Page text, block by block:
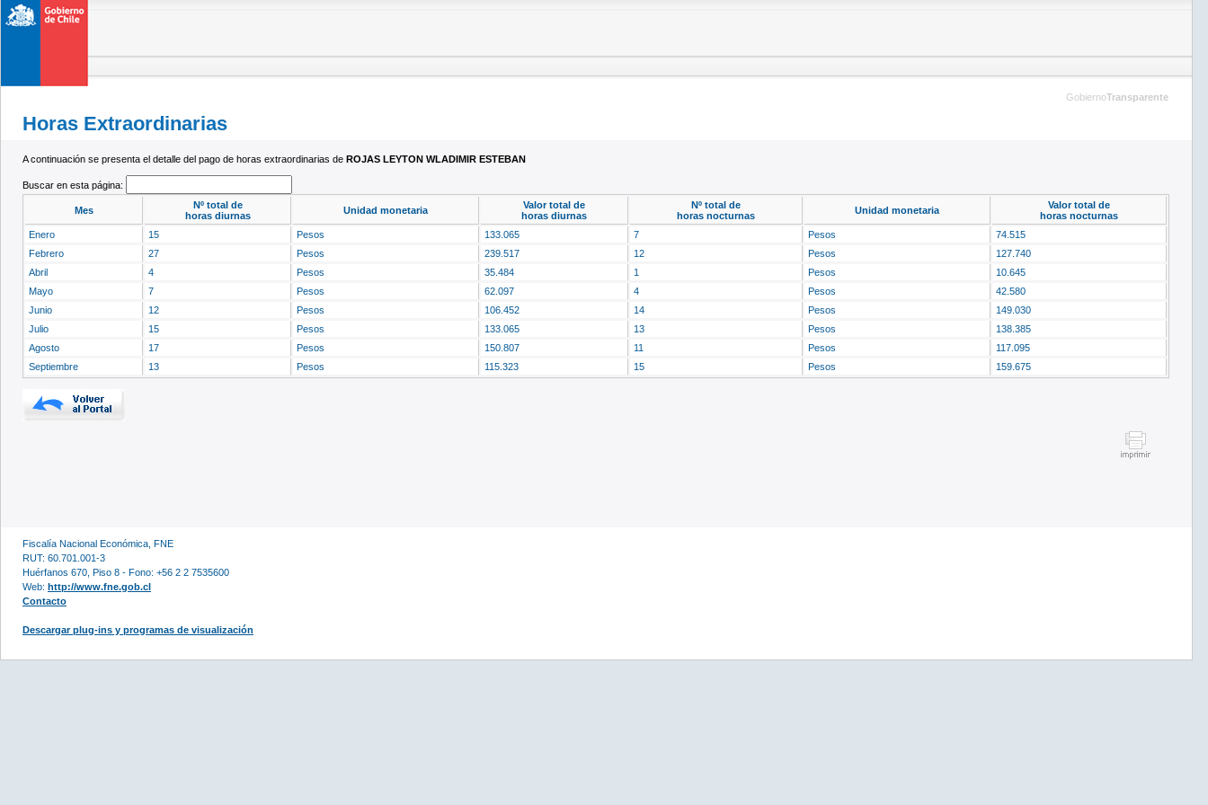
GobiernoTransparente
Horas Extraordinarias
A continuación se presenta el detalle del pago de horas extraordinarias de ROJAS LEYTON WLADIMIR ESTEBAN
Buscar en esta página:
Mes
Nº total de
horas diurnas
Unidad monetaria
Valor total de
horas diurnas
Nº total de
horas nocturnas
Unidad monetaria
Valor total de
horas nocturnas
Enero
15 Pesos 133.065 7 Pesos
74.515
Febrero
27 Pesos 239.517 12 Pesos
127.740
Abril
4 Pesos 35.484 1 Pesos
10.645
Mayo
7 Pesos 62.097 4 Pesos
42.580
Junio
12 Pesos 106.452 14 Pesos
149.030
Julio
15 Pesos 133.065 13 Pesos
138.385
Agosto
17 Pesos 150.807 11 Pesos
117.095
Septiembre
13 Pesos 115.323 15 Pesos 159.675
Fiscalía Nacional Económica, FNE
RUT: 60.701.001-3
Huérfanos 670, Piso 8 - Fono: +56 2 2 7535600
Web: http://www.fne.gob.cl
Contacto
Descargar plug-ins y programas de visualización